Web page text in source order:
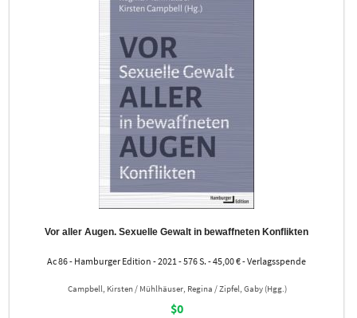
Vor aller Augen. Sexuelle Gewalt in bewaffneten Konflikten
Ac 86 - Hamburger Edition - 2021 - 576 S. - 45,00 € - Verlagsspende
Campbell, Kirsten / Mühlhäuser, Regina / Zipfel, Gaby (Hgg.)
$0